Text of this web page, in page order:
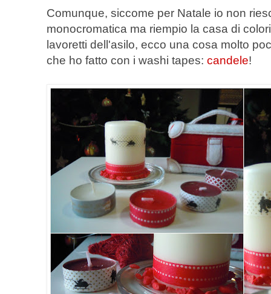
Comunque, siccome per Natale io non
monocromatica ma riempio la casa di
lavoretti dell'asilo, ecco una cosa molto
che ho fatto con i washi tapes: candele!